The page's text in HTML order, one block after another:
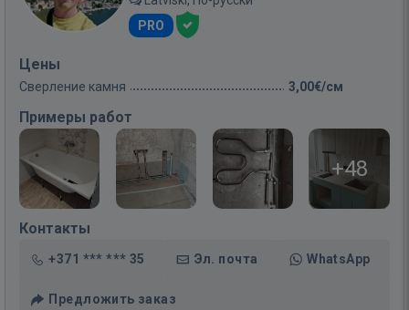
PRO
Цены
Сверление камня 3,00€/см
Примеры работ
+48
Контакты
+371 *** *** 35 Эл. почта WhatsApp
Предложить заказ